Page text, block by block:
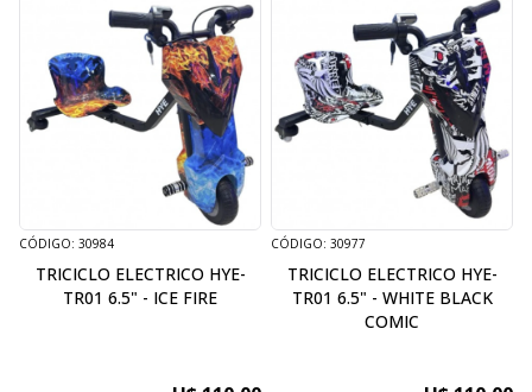
CÓDIGO: 30984
TRICICLO ELECTRICO HYE-
TR01 6.5" - ICE FIRE
CÓDIGO: 30977
TRICICLO ELECTRICO HYE-
TR01 6.5" - WHITE BLACK
COMIC